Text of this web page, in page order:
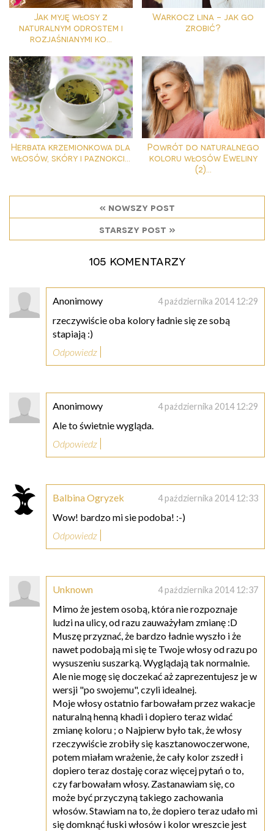
Jak myję włosy z
naturalnym odrostem i
rozjaśnianymi ko...
Warkocz lina - jak go
zrobić?
Herbata krzemionkowa dla
włosów, skóry i paznokci...
Powrót do naturalnego
koloru włosów Eweliny
(2)...
« nowszy post
starszy post »
105 komentarzy
Anonimowy 4 października 2014 12:29
rzeczywiście oba kolory ładnie się ze sobą
stapiają :)
Odpowiedz
Anonimowy 4 października 2014 12:29
Ale to świetnie wygląda.
Odpowiedz
Balbina Ogryzek 4 października 2014 12:33
Wow! bardzo mi sie podoba! :-)
Odpowiedz
Unknown 4 października 2014 12:37
Mimo że jestem osobą, która nie rozpoznaje
ludzi na ulicy, od razu zauważyłam zmianę :D
Muszę przyznać, że bardzo ładnie wyszło i że
nawet podobają mi się te Twoje włosy od razu po
wysuszeniu suszarką. Wyglądają tak normalnie.
Ale nie mogę się doczekać aż zaprezentujesz je w
wersji "po swojemu", czyli idealnej.
Moje włosy ostatnio farbowałam przez wakacje
naturalną henną khadi i dopiero teraz widać
zmianę koloru ; o Najpierw było tak, że włosy
rzeczywiście zrobiły się kasztanowoczerwone,
potem miałam wrażenie, że cały kolor zszedł i
dopiero teraz dostaję coraz więcej pytań o to,
czy farbowałam włosy. Zastanawiam się, co
może być przyczyną takiego zachowania
włosów. Stawiam na to, że dopiero teraz udało mi
się domknąć łuski włosów i kolor wreszcie jest